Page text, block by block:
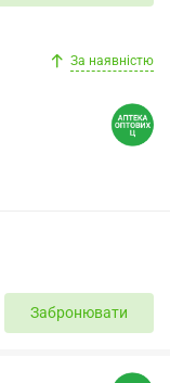
За наявністю
Забронювати